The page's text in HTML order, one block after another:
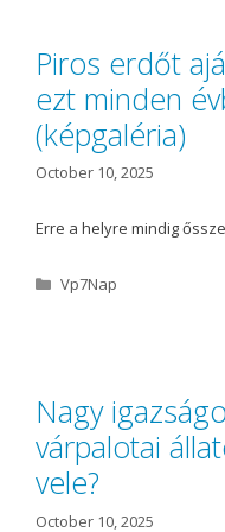
r
i
e
s
Piros erdőt
ezt minden
(képgaléria)
October 10, 2025
Erre a helyre mindig
C
r
i
e
s
Vp7Nap
Nagy
várpalotai
vele?
October 10, 2025